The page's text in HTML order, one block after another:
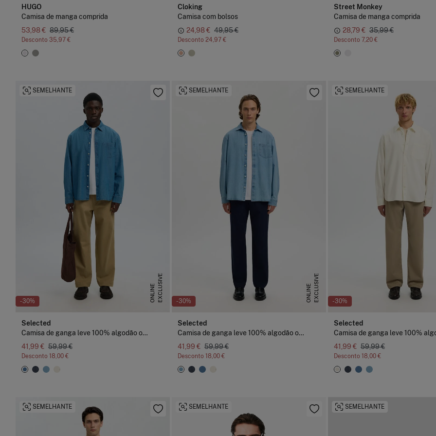
HUGO
Camisa de manga comprida
53,98 € 89,95 €
Desconto 35,97 €
Cloking
Camisa com bolsos
24,98 € 49,95 €
Desconto 24,97 €
Street Monkey
Camisa de manga comprida
28,79 € 35,99 €
Desconto 7,20 €
-30% E
X
C
L
U
S
I
V
E
O
N
L
I
N
E
SEMELHANTE
Selected
Camisa de ganga leve 100% algodão orgânico
41,99 € 59,99 €
Desconto 18,00 €
-30% E
X
C
L
U
S
I
V
E
O
N
L
I
N
E
SEMELHANTE
Selected
Camisa de ganga leve 100% algodão orgânico
41,99 € 59,99 €
Desconto 18,00 €
-30%
SEMELHANTE
Selected
41,99 € 59,99 €
Desconto 18,00 €
SEMELHANTE SEMELHANTE SEMELHANTE